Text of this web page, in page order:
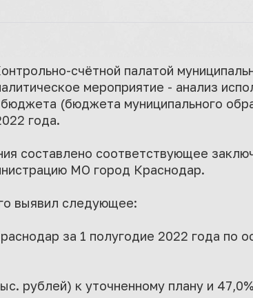
счётной палатой
мероприятие - анализ
(бюджета муниципального
года.
составлено соответствующее
МО город Краснодар.
выявил следующее:
за 1 полугодие 2022 года по
рублей) к уточненному плану и